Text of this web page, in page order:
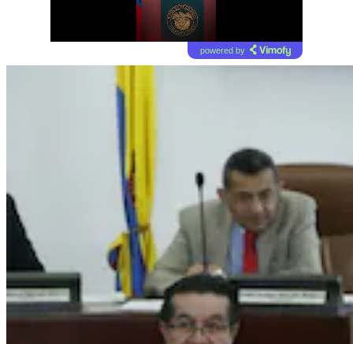
powered by